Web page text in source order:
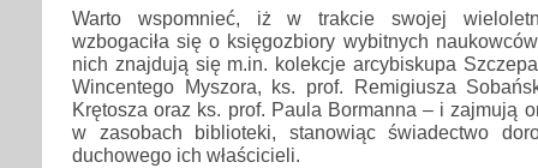
Warto wspomnieć, iż w trakcie swojej
wzbogaciła się o księgozbiory wybitnych
nich znajdują się m.in. kolekcje arcybiskupa
Wincentego Myszora, ks. prof. Remigiusza
Krętosza oraz ks. prof. Paula Bormanna – i zajmują
w zasobach biblioteki, stanowiąc świadectwo
duchowego ich właścicieli.